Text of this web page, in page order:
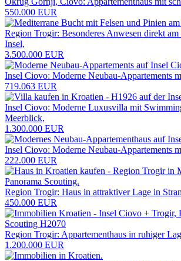
550.000 EUR
Region Trogir: Besonderes Anwesen direkt
Insel,
3.500.000 EUR
Insel Ciovo: Moderne Neubau-Appartements
719.063 EUR
Insel Ciovo: Moderne Luxusvilla mit
Meerblick,
1.300.000 EUR
Insel Ciovo: Moderne Neubau-Appartements
222.000 EUR
Region Trogir: Haus in attraktiver Lage in
450.000 EUR
Region Trogir: Appartementhaus in ruhiger
1.200.000 EUR